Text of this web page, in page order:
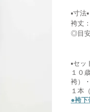
▪寸法▪
袴丈
◎目安
▪セッ
１０
袴）
１本
●袴下